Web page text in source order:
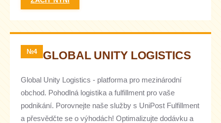
№4 GLOBAL UNITY LOGISTICS
Global Unity Logistics - platforma pro mezinárodní
obchod. Pohodlná logistika a fulfillment pro vaše
podnikání. Porovnejte naše služby s UniPost Fulfillment
a přesvědčte se o výhodách! Optimalizujte dodávku a